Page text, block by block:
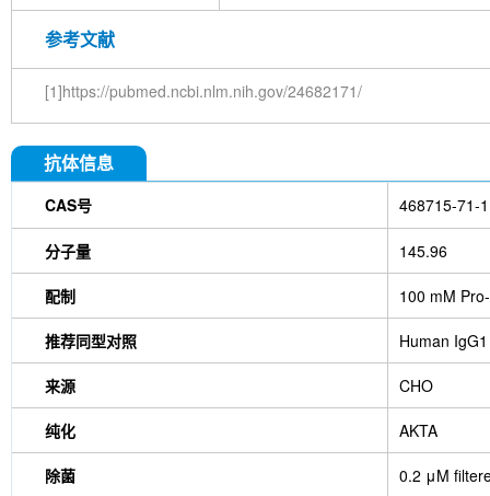
参考文献
[1]https://pubmed.ncbi.nlm.nih.gov/24682171/
抗体信息
CAS号 468715-71-1
分子量 145.96
配制 100 mM
推荐同型对照 Human IgG1
来源 CHO
纯化 AKTA
除菌 0.2 μM